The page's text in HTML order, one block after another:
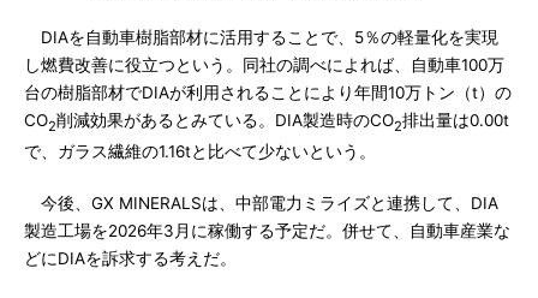
DIAを自動車樹脂部材に活用することで、5％の軽量化を実現
し燃費改善に役立つという。同社の調べによれば、自動車100万
台の樹脂部材でDIAが利用されることにより年間10万トン（t）の
CO2削減効果があるとみている。DIA製造時のCO2排出量は0.00t
で、ガラス繊維の1.16tと比べて少ないという。
今後、GX MINERALSは、中部電力ミライズと連携して、DIA
製造工場を2026年3月に稼働する予定だ。併せて、自動車産業な
どにDIAを訴求する考えだ。